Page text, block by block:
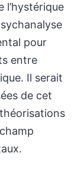
l’hystérique
pour
entre
Il serait
de cet